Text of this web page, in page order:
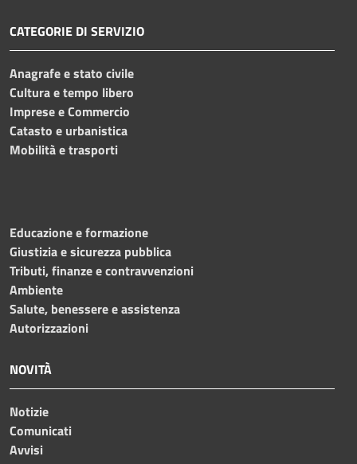
CATEGORIE DI SERVIZIO
Anagrafe e stato civile
Cultura e tempo libero
Imprese e Commercio
Catasto e urbanistica
Mobilità e trasporti
Educazione e formazione
Giustizia e sicurezza pubblica
Tributi, finanze e contravvenzioni
Ambiente
Salute, benessere e assistenza
Autorizzazioni
NOVITÀ
Notizie
Comunicati
Avvisi